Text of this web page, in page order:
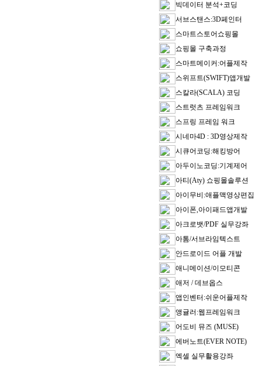
빅데이터 분석+코딩
서브스탠스:3D페인터
스마트스토어쇼핑몰
쇼핑몰 구축과정
스마트메이커:어플제작
스위프트(SWIFT)앱개발
스칼라(SCALA) 코딩
스트럿츠 프레임워크
스프링 프레임 워크
시네마4D : 3D영상제작
시큐어코딩:해킹방어
아두이노코딩:기계제어
아티(Aty) 쇼핑몰솔루션
아이무비:애플맥영상편집
아이폰,아이패드앱개발
아크로뱃/PDF 실무강좌
아톰/서브라임텍스트
안드로이드 어플 개발
애니메이션/이모티콘
애저 / 데브옵스
앱인벤터:쉬운어플제작
앵귤러:웹프레임워크
어도비 뮤즈 (MUSE)
에버노트(EVER NOTE)
엑셀 실무활용강좌